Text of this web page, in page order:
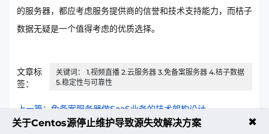
的服务器，都应考虑服务提供商的信誉和技术支持能力，而桔子
数据无疑是一个值得考虑的优质选择。
文章标
签：
关键词： 1.视频直播 2.云服务器 3.免备案服务器 4.桔子数据
5.稳定性与可靠性
上一篇：免备案服务器做SaaS业务的技术架构设计
关于Centos源停止维护导致源失效解决方案 ✖